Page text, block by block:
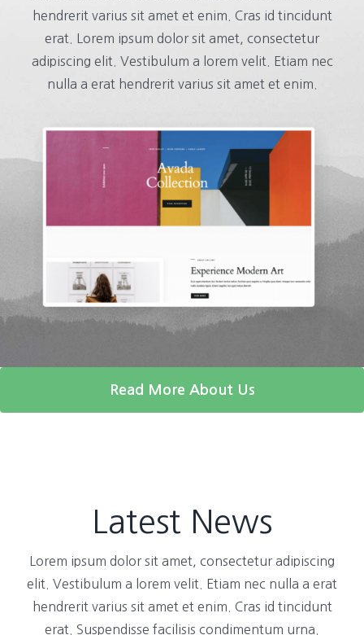
hendrerit varius sit amet et enim. Cras id tincidunt
erat. Lorem ipsum dolor sit amet, consectetur
adipiscing elit. Vestibulum a lorem velit. Etiam nec
nulla a erat hendrerit varius sit amet et enim.
Read More About Us
Latest News
Lorem ipsum dolor sit amet, consectetur adipiscing
elit. Vestibulum a lorem velit. Etiam nec nulla a erat
hendrerit varius sit amet et enim. Cras id tincidunt
erat. Suspendisse facilisis condimentum urna.